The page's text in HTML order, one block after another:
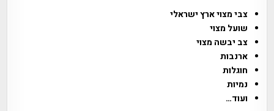
צבי מצוי ארץ ישראלי
שועל מצוי
צב יבשה מצוי
ארנבות
חוגלות
נמיות
ועוד…